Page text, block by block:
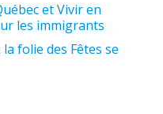
et Vivir en
les immigrants
folie des Fêtes se